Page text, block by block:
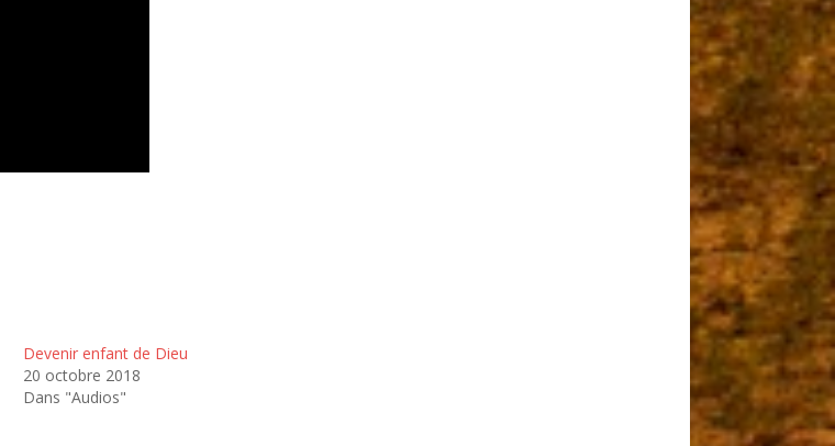
Devenir enfant de Dieu
20 octobre 2018
Dans "Audios"